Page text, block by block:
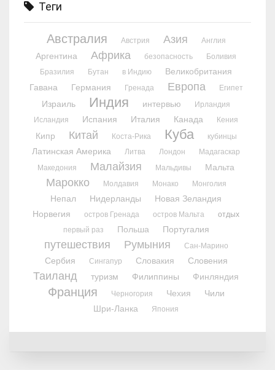
Теги
Австралия Австрия Азия Англия
Аргентина Африка безопасность
Боливия
Бразилия
Бутан в Индию
Великобритания
Гавана
Германия Гренада Европа Египет
Израиль Индия интервью
Ирландия
Исландия
Испания Италия Канада Кения
Кипр Китай Коста-Рика Куба кубинцы
Латинская Америка Литва Лондон
Мадагаскар
Македония
Малайзия Мальдивы Мальта
Марокко Молдавия Монако Монголия
Непал Нидерланды
Новая Зеландия
Норвегия
остров Гренада остров Мальта
отдых
первый раз
Польша Португалия
путешествия Румыния Сан-Марино
Сербия Сингапур Словакия Словения
Таиланд туризм Филиппины Финляндия
Франция Черногория Чехия
Чили
Шри-Ланка
Япония